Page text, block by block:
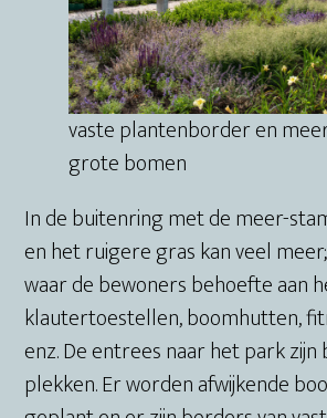
vaste plantenborder en
grote bomen
In de buitenring met de meer-
en het ruigere gras kan veel
waar de bewoners behoefte aan
klautertoestellen, boomhutten,
enz. De entrees naar het park
plekken. Er worden afwijkende